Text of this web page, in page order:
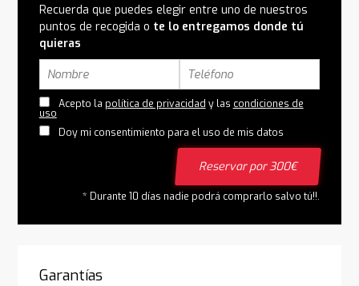
Recuerda que puedes elegir entre uno de nuestros
puntos de recogida o te lo entregamos donde tú
quieras
Acepto la política de privacidad y las condiciones de
uso
Doy mi consentimiento para el uso de mis datos
Reservar por 300€
* Durante 10 días nadie podrá comprarlo salvo tú!!.
Garantías